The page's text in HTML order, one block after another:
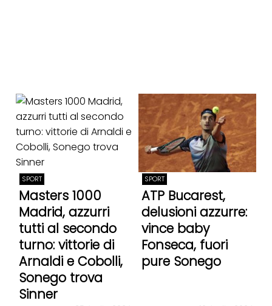
SPORT
Masters 1000
Madrid, azzurri
tutti al secondo
turno: vittorie di
Arnaldi e Cobolli,
Sonego trova
Sinner
SPORT
ATP Bucarest,
delusioni azzurre:
vince baby
Fonseca, fuori
pure Sonego